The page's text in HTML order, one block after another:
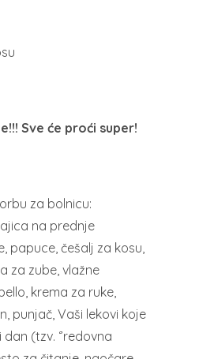
Sve će proći super!
za bolnicu:
na prednje
papuce, češalj za kosu,
za zube, vlažne
krema za ruke,
punjač, Vaši lekovi koje
(tzv. ‘’redovna